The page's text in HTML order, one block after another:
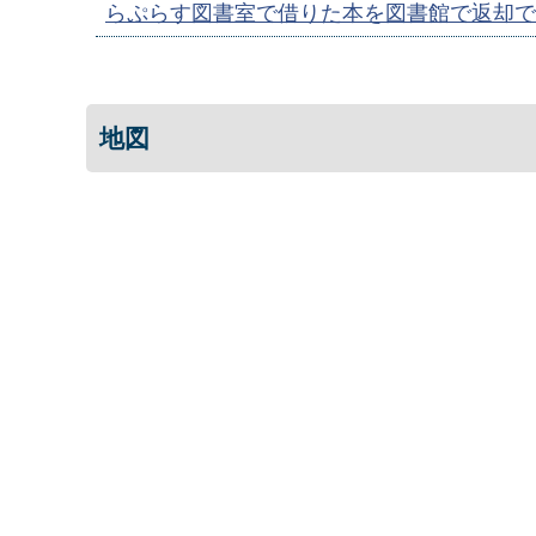
らぷらす図書室で借りた本を図書館で返却
地図